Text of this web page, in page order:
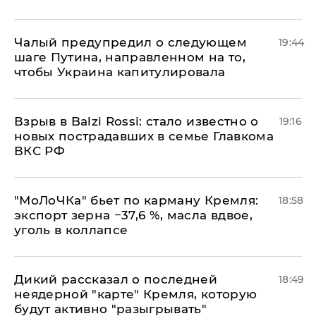
Чалый предупредил о следующем
шаге Путина, направленном на то,
чтобы Украина капитулировала
19:44
Взрыв в Balzi Rossi: стало известно о
новых пострадавших в семье Главкома
ВКС РФ
19:16
​"МоЛоЧКа" бьет по карману Кремля:
экспорт зерна −37,6 %, масла вдвое,
уголь в коллапсе
18:58
Дикий рассказал о последней
неядерной "карте" Кремля, которую
будут активно "разыгрывать"
18:49